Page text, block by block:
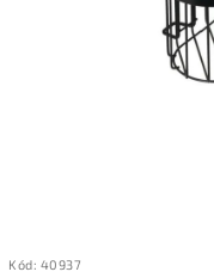
Kód: 40937